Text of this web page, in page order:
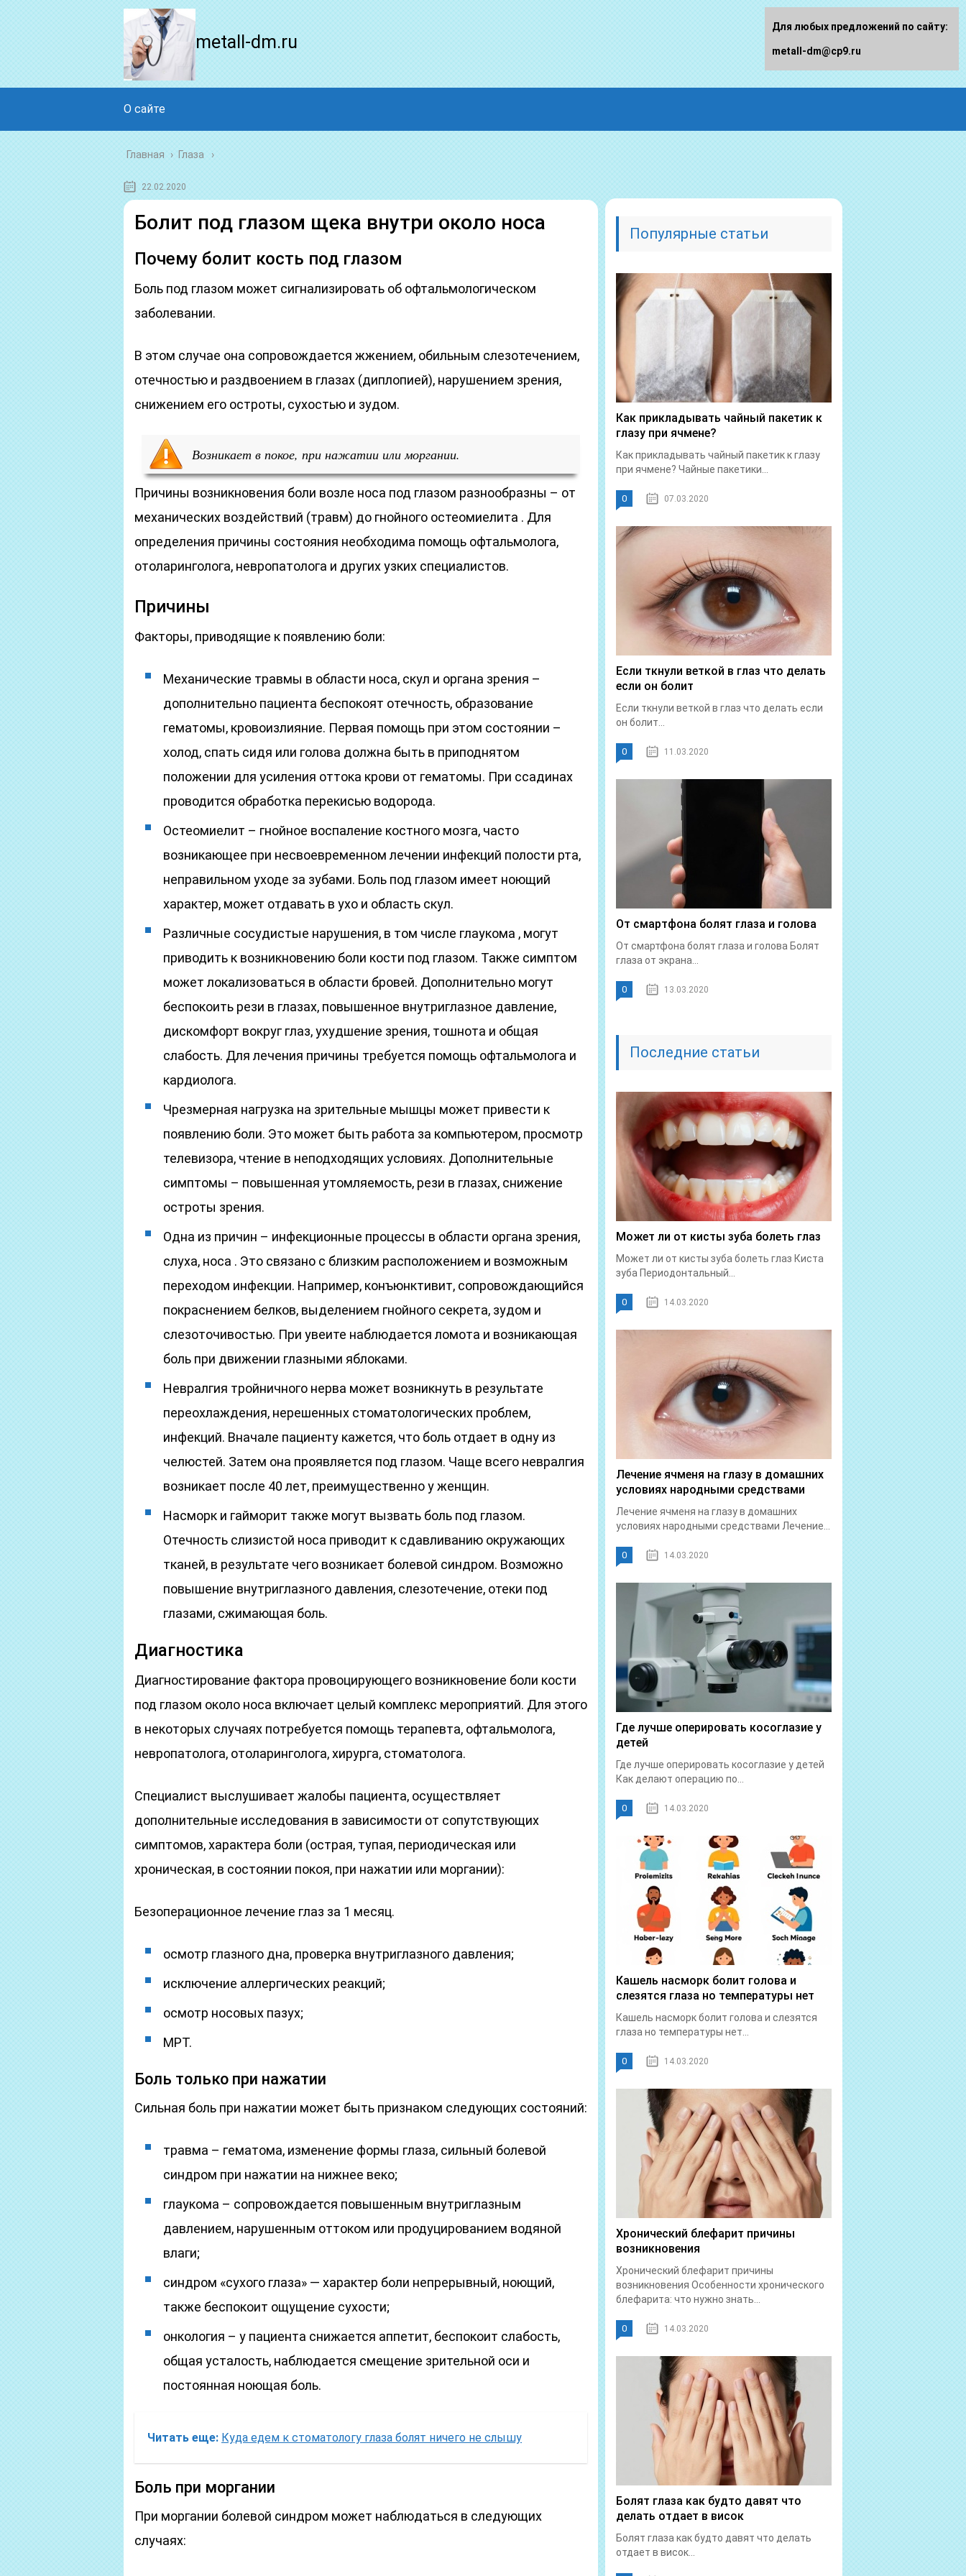
metall-dm.ru
О сайте
Главная › Глаза
22.02.2020
Болит под глазом щека внутри около носа
Почему болит кость под глазом
Боль под глазом может сигнализировать об офтальмологическом
заболевании.
В этом случае она сопровождается жжением, обильным слезотечением,
отечностью и раздвоением в глазах (диплопией), нарушением зрения,
снижением его остроты, сухостью и зудом.
Возникает в покое, при нажатии или моргании.
Причины возникновения боли возле носа под глазом разнообразны – от
механических воздействий (травм) до гнойного остеомиелита . Для
определения причины состояния необходима помощь офтальмолога,
отоларинголога, невропатолога и других узких специалистов.
Причины
Факторы, приводящие к появлению боли:
Механические травмы в области носа, скул и органа зрения –
дополнительно пациента беспокоят отечность, образование
гематомы, кровоизлияние. Первая помощь при этом состоянии –
холод, спать сидя или голова должна быть в приподнятом
положении для усиления оттока крови от гематомы. При ссадинах
проводится обработка перекисью водорода.
Остеомиелит – гнойное воспаление костного мозга, часто
возникающее при несвоевременном лечении инфекций полости рта,
неправильном уходе за зубами. Боль под глазом имеет ноющий
характер, может отдавать в ухо и область скул.
Различные сосудистые нарушения, в том числе глаукома , могут
приводить к возникновению боли кости под глазом. Также симптом
может локализоваться в области бровей. Дополнительно могут
беспокоить рези в глазах, повышенное внутриглазное давление,
дискомфорт вокруг глаз, ухудшение зрения, тошнота и общая
слабость. Для лечения причины требуется помощь офтальмолога и
кардиолога.
Чрезмерная нагрузка на зрительные мышцы может привести к
появлению боли. Это может быть работа за компьютером, просмотр
телевизора, чтение в неподходящих условиях. Дополнительные
симптомы – повышенная утомляемость, рези в глазах, снижение
остроты зрения.
Одна из причин – инфекционные процессы в области органа зрения,
слуха, носа . Это связано с близким расположением и возможным
переходом инфекции. Например, конъюнктивит, сопровождающийся
покраснением белков, выделением гнойного секрета, зудом и
слезоточивостью. При увеите наблюдается ломота и возникающая
боль при движении глазными яблоками.
Невралгия тройничного нерва может возникнуть в результате
переохлаждения, нерешенных стоматологических проблем,
инфекций. Вначале пациенту кажется, что боль отдает в одну из
челюстей. Затем она проявляется под глазом. Чаще всего невралгия
возникает после 40 лет, преимущественно у женщин.
Насморк и гайморит также могут вызвать боль под глазом.
Отечность слизистой носа приводит к сдавливанию окружающих
тканей, в результате чего возникает болевой синдром. Возможно
повышение внутриглазного давления, слезотечение, отеки под
глазами, сжимающая боль.
Диагностика
Диагностирование фактора провоцирующего возникновение боли кости
под глазом около носа включает целый комплекс мероприятий. Для этого
в некоторых случаях потребуется помощь терапевта, офтальмолога,
невропатолога, отоларинголога, хирурга, стоматолога.
Специалист выслушивает жалобы пациента, осуществляет
дополнительные исследования в зависимости от сопутствующих
симптомов, характера боли (острая, тупая, периодическая или
хроническая, в состоянии покоя, при нажатии или моргании):
Безоперационное лечение глаз за 1 месяц.
осмотр глазного дна, проверка внутриглазного давления;
исключение аллергических реакций;
осмотр носовых пазух;
МРТ.
Боль только при нажатии
Сильная боль при нажатии может быть признаком следующих состояний:
травма – гематома, изменение формы глаза, сильный болевой
синдром при нажатии на нижнее веко;
глаукома – сопровождается повышенным внутриглазным
давлением, нарушенным оттоком или продуцированием водяной
влаги;
синдром «сухого глаза» — характер боли непрерывный, ноющий,
также беспокоит ощущение сухости;
онкология – у пациента снижается аппетит, беспокоит слабость,
общая усталость, наблюдается смещение зрительной оси и
постоянная ноющая боль.
Читать еще: Куда едем к стоматологу глаза болят ничего не слышу
Боль при моргании
При моргании болевой синдром может наблюдаться в следующих
случаях:
Популярные статьи
Как прикладывать чайный пакетик к
глазу при ячмене?
Как прикладывать чайный пакетик к глазу
при ячмене? Чайные пакетики...
0 07.03.2020
Если ткнули веткой в глаз что делать
если он болит
Если ткнули веткой в глаз что делать если
он болит...
0 11.03.2020
От смартфона болят глаза и голова
От смартфона болят глаза и голова Болят
глаза от экрана...
0 13.03.2020
Последние статьи
Может ли от кисты зуба болеть глаз
Может ли от кисты зуба болеть глаз Киста
зуба Периодонтальный...
0 14.03.2020
Лечение ячменя на глазу в домашних
условиях народными средствами
Лечение ячменя на глазу в домашних
условиях народными средствами Лечение...
0 14.03.2020
Где лучше оперировать косоглазие у
детей
Где лучше оперировать косоглазие у детей
Как делают операцию по...
0 14.03.2020
Кашель насморк болит голова и
слезятся глаза но температуры нет
Кашель насморк болит голова и слезятся
глаза но температуры нет...
0 14.03.2020
Хронический блефарит причины
возникновения
Хронический блефарит причины
возникновения Особенности хронического
блефарита: что нужно знать...
0 14.03.2020
Болят глаза как будто давят что
делать отдает в висок
Болят глаза как будто давят что делать
отдает в висок...
Для любых предложений по сайту:
metall-dm@cp9.ru